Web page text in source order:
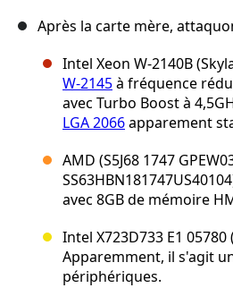
Après la carte mère,
Intel Xeon W-2140B
W-2145à fréquence
avec Turbo Boost à
LGA 2066apparement
AMD (S5J68 1747
avec 8GB de mémoire
Intel X723D733 E1 05780
Apparemment, il s'agit
périphériques.